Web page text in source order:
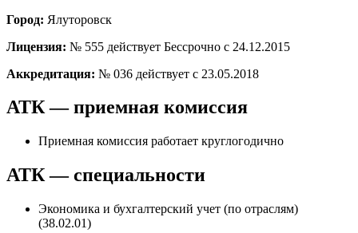
Город: Ялуторовск
Лицензия: № 555 действует Бессрочно с 24.12.2015
Аккредитация: № 036 действует с 23.05.2018
АТК — приемная комиссия
Приемная комиссия работает круглогодично
АТК — специальности
Экономика и бухгалтерский учет (по отраслям)
(38.02.01)